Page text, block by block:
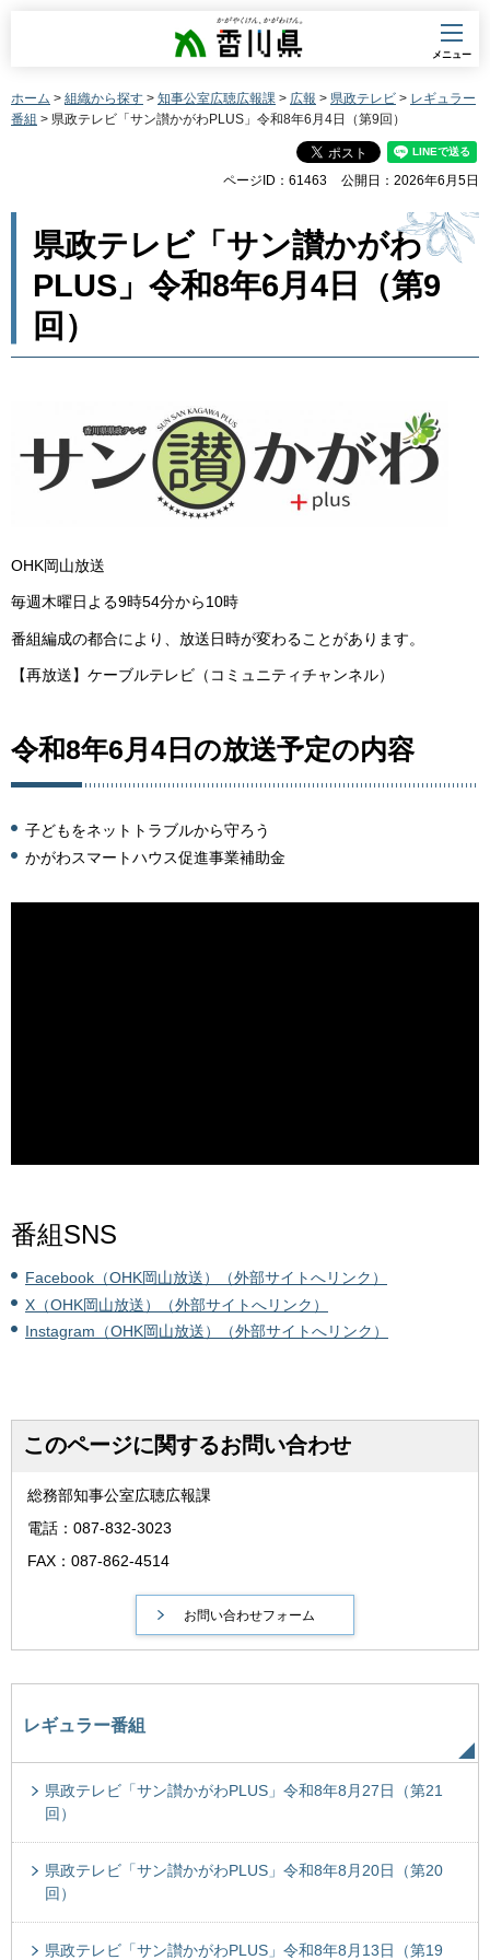
香川県
メニュー
ホーム > 組織から探す > 知事公室広聴広報課 > 広報 > 県政テレビ > レギュラー
番組 > 県政テレビ「サン讃かがわPLUS」令和8年6月4日（第9回）
ページID：61463 公開日：2026年6月5日
県政テレビ「サン讃かがわ
PLUS」令和8年6月4日（第9
回）
OHK岡山放送
毎週木曜日よる9時54分から10時
番組編成の都合により、放送日時が変わることがあります。
【再放送】ケーブルテレビ（コミュニティチャンネル）
令和8年6月4日の放送予定の内容
子どもをネットトラブルから守ろう
かがわスマートハウス促進事業補助金
番組SNS
Facebook（OHK岡山放送）（外部サイトへリンク）
X（OHK岡山放送）（外部サイトへリンク）
Instagram（OHK岡山放送）（外部サイトへリンク）
このページに関するお問い合わせ
総務部知事公室広聴広報課
電話：087-832-3023
FAX：087-862-4514
レギュラー番組
県政テレビ「サン讃かがわPLUS」令和8年8月27日（第21
回）
県政テレビ「サン讃かがわPLUS」令和8年8月20日（第20
回）
県政テレビ「サン讃かがわPLUS」令和8年8月13日（第19